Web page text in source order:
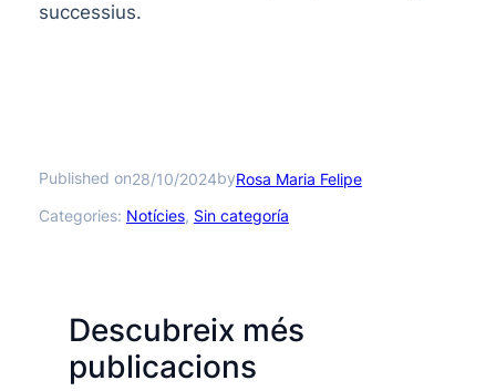
successius.
Published on28/10/2024byRosa Maria Felipe
Categories: Notícies, Sin categoría
Descubreix més
publicacions